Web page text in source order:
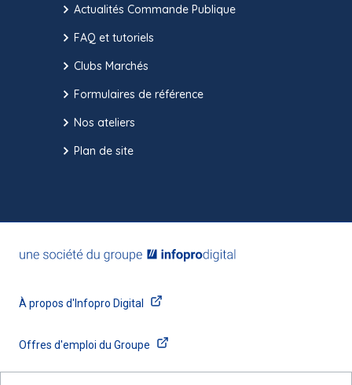
Actualités Commande Publique
FAQ et tutoriels
Clubs Marchés
Formulaires de référence
Nos ateliers
Plan de site